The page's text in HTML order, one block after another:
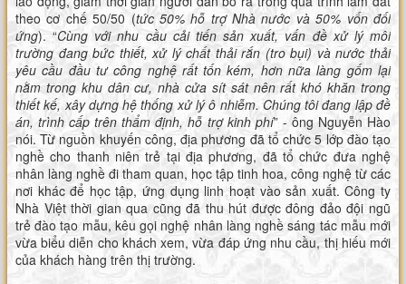
theo cơ chế 50/50 (tức 50% hỗ trợ Nhà nước và 50% vốn đối
ứng). “Cùng với nhu cầu cải tiến sản xuất, vấn đề xử lý môi
trường đang bức thiết, xử lý chất thải rắn (tro bụi) và nước thải
yêu cầu đầu tư công nghệ rất tốn kém, hơn nữa làng gốm lại
nằm trong khu dân cư, nhà cửa sít sát nên rất khó khăn trong
thiết kế, xây dựng hệ thống xử lý ô nhiễm. Chúng tôi đang lập đề
án, trình cấp trên thẩm định, hỗ trợ kinh phí” - ông Nguyễn Hào
nói. Từ nguồn khuyến công, địa phương đã tổ chức 5 lớp đào tạo
nghề cho thanh niên trẻ tại địa phương, đã tổ chức đưa nghệ
nhân làng nghề đi tham quan, học tập tinh hoa, công nghệ từ các
nơi khác để học tập, ứng dụng linh hoạt vào sản xuất. Công ty
Nhà Việt thời gian qua cũng đã thu hút được đông đảo đội ngũ
trẻ đào tạo mẫu, kêu gọi nghệ nhân làng nghề sáng tác mẫu mới
vừa biểu diễn cho khách xem, vừa đáp ứng nhu cầu, thị hiếu mới
của khách hàng trên thị trường.